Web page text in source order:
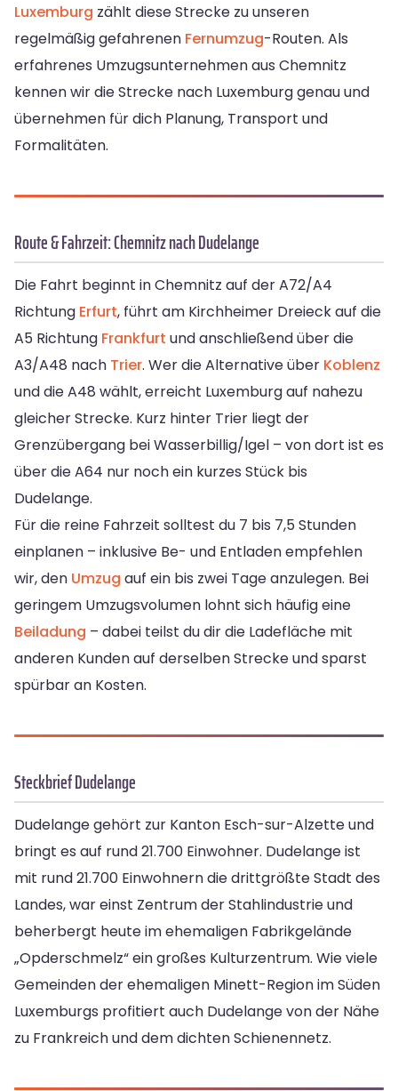
Luxemburg zählt diese Strecke zu unseren
regelmäßig gefahrenen Fernumzug-Routen. Als
erfahrenes Umzugsunternehmen aus Chemnitz
kennen wir die Strecke nach Luxemburg genau und
übernehmen für dich Planung, Transport und
Formalitäten.
Route & Fahrzeit: Chemnitz nach Dudelange
Die Fahrt beginnt in Chemnitz auf der A72/A4
Richtung Erfurt, führt am Kirchheimer Dreieck auf die
A5 Richtung Frankfurt und anschließend über die
A3/A48 nach Trier. Wer die Alternative über Koblenz
und die A48 wählt, erreicht Luxemburg auf nahezu
gleicher Strecke. Kurz hinter Trier liegt der
Grenzübergang bei Wasserbillig/Igel – von dort ist es
über die A64 nur noch ein kurzes Stück bis
Dudelange.
Für die reine Fahrzeit solltest du 7 bis 7,5 Stunden
einplanen – inklusive Be- und Entladen empfehlen
wir, den Umzug auf ein bis zwei Tage anzulegen. Bei
geringem Umzugsvolumen lohnt sich häufig eine
Beiladung – dabei teilst du dir die Ladefläche mit
anderen Kunden auf derselben Strecke und sparst
spürbar an Kosten.
Steckbrief Dudelange
Dudelange gehört zur Kanton Esch-sur-Alzette und
bringt es auf rund 21.700 Einwohner. Dudelange ist
mit rund 21.700 Einwohnern die drittgrößte Stadt des
Landes, war einst Zentrum der Stahlindustrie und
beherbergt heute im ehemaligen Fabrikgelände
„Opderschmelz“ ein großes Kulturzentrum. Wie viele
Gemeinden der ehemaligen Minett-Region im Süden
Luxemburgs profitiert auch Dudelange von der Nähe
zu Frankreich und dem dichten Schienennetz.